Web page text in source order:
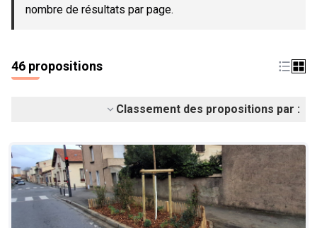
nombre de résultats par page.
46 propositions
Classement des propositions par :